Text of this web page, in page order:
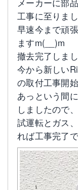
メーカーに部
工事に至りま
早速今まで頑
ますm(__)m
撤去完了しま
今から新しい
の取付工事開
あっという間
しましたので、
試運転とガス
れば工事完了